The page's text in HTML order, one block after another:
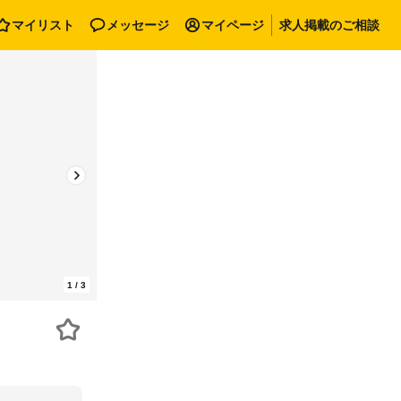
マイリスト メッセージ マイページ 求人掲載のご相談
1 / 3